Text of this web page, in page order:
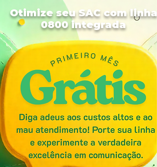
Otimize seu SAC com linha
0800 integrada